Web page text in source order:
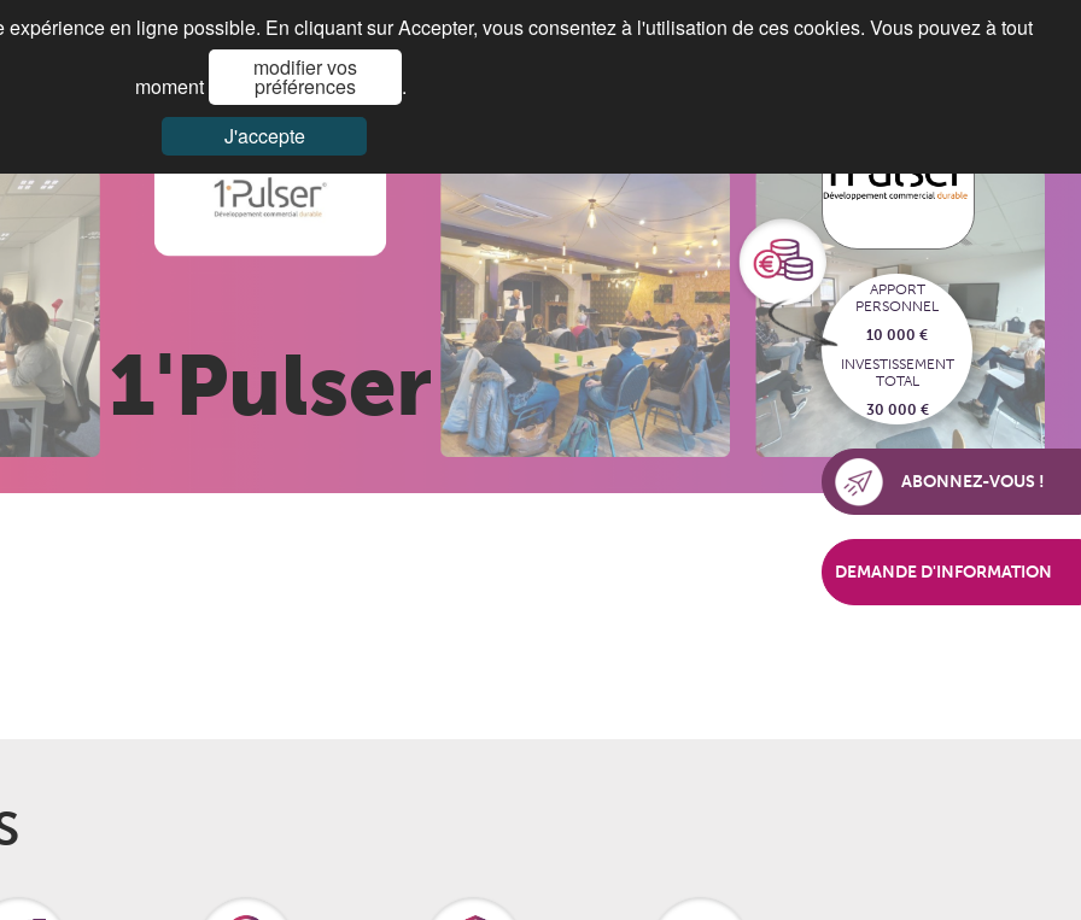
Paroles de franchisés
1'Pulser
APPORT
PERSONNEL
10 000 €
INVESTISSEMENT
TOTAL
30 000 €
ABONNEZ-VOUS !
DEMANDE D'INFORMATION
en ligne possible. En cliquant sur Accepter, vous consentez à l'utilisation de ces cookies. Vous pouvez à tout
moment
modifier vos
préférences
.
J'accepte